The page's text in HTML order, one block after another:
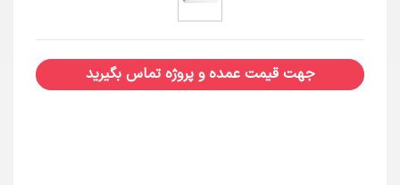
جهت قیمت عمده و پروژه تماس بگیرید